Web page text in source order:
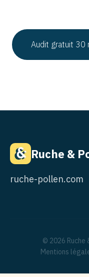
Audit gratuit 30
Ruche &
ruche-pollen.com
© 2026 Ruche
Mentions